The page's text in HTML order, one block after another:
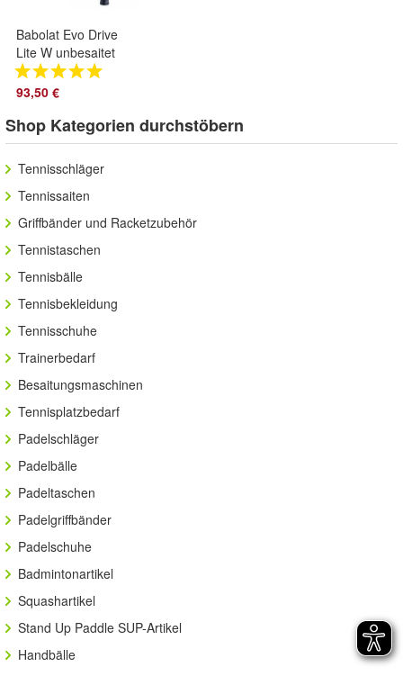
Babolat Evo Drive
Lite W unbesaitet
93,50 €
Shop Kategorien durchstöbern
Tennisschläger
Tennissaiten
Griffbänder und Racketzubehör
Tennistaschen
Tennisbälle
Tennisbekleidung
Tennisschuhe
Trainerbedarf
Besaitungsmaschinen
Tennisplatzbedarf
Padelschläger
Padelbälle
Padeltaschen
Padelgriffbänder
Padelschuhe
Badmintonartikel
Squashartikel
Stand Up Paddle SUP-Artikel
Handbälle